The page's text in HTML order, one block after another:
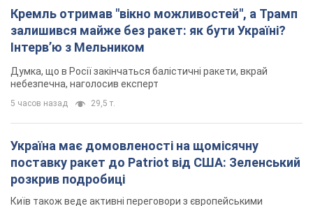
Україна має домовленості на щомісячну
поставку ракет до Patriot від США: Зеленський
розкрив подробиці
партнерами
Дбала про учнів та підтримувала педагогів:
внаслідок удару РФ по Київщині загинула
директорка київського ліцею, її чоловік та онук